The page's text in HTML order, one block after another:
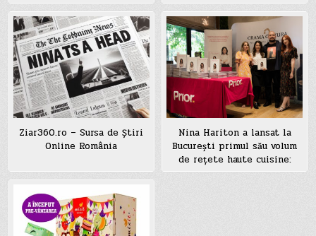
Ziar360.ro – Sursa de Știri
Online România
Nina Hariton a lansat la
București primul său volum
de rețete haute cuisine: